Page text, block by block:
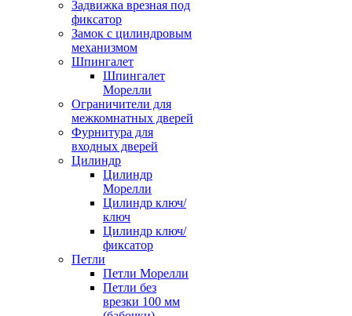
Задвижка врезная под
фиксатор
Замок с цилиндровым
механизмом
Шпингалет
Шпингалет
Морелли
Ограничители для
межкомнатных дверей
Фурнитура для
входных дверей
Цилиндр
Цилиндр
Морелли
Цилиндр ключ/
ключ
Цилиндр ключ/
фиксатор
Петли
Петли Морелли
Петли без
врезки 100 мм